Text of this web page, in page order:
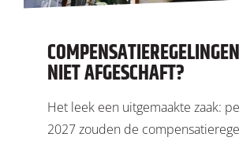
NIET AFGESCHAFT?
Het leek een uitgemaakte zaak:
2027 zouden de